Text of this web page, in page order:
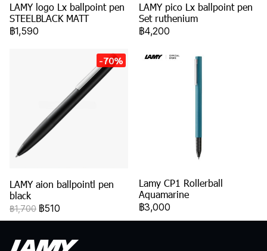
LAMY logo Lx ballpoint pen
STEELBLACK MATT
฿1,590
LAMY pico Lx ballpoint pen
Set ruthenium
฿4,200
-70%
LAMY aion ballpointl pen
black
฿1,700 ฿510
Lamy CP1 Rollerball
Aquamarine
฿3,000